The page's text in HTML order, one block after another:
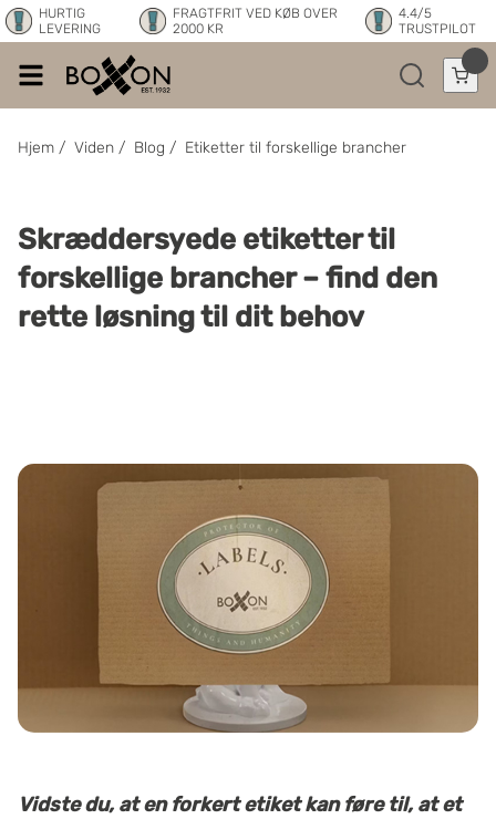
HURTIG
LEVERING
FRAGTFRIT VED KØB OVER
2000 KR
4.4/5
TRUSTPILOT
Hjem / Viden / Blog / Etiketter til forskellige brancher
Skræddersyede etiketter til
forskellige brancher – find den
rette løsning til dit behov
Vidste du, at en forkert etiket kan føre til, at et